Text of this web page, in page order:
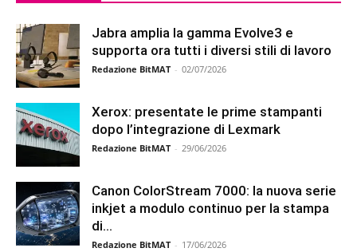
Jabra amplia la gamma Evolve3 e
supporta ora tutti i diversi stili di lavoro
Redazione BitMAT - 02/07/2026
Xerox: presentate le prime stampanti
dopo l’integrazione di Lexmark
Redazione BitMAT - 29/06/2026
Canon ColorStream 7000: la nuova serie
inkjet a modulo continuo per la stampa
di...
Redazione BitMAT - 17/06/2026